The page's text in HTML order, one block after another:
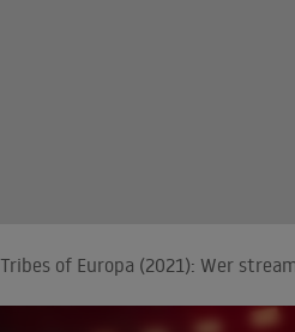
Tribes of Europa (2021): Wer